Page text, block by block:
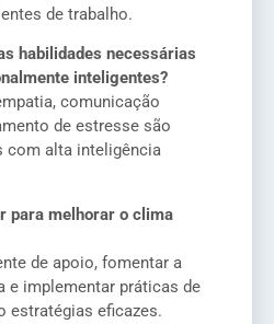
de trabalho.
habilidades necessárias
inteligentes?
comunicação
de estresse são
com alta inteligência
para melhorar o clima
de apoio, fomentar a
e implementar práticas de
estratégias eficazes.